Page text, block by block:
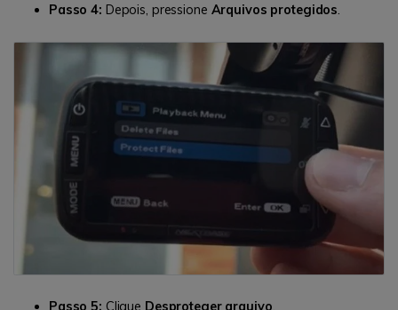
Passo 4: Depois, pressione Arquivos protegidos.